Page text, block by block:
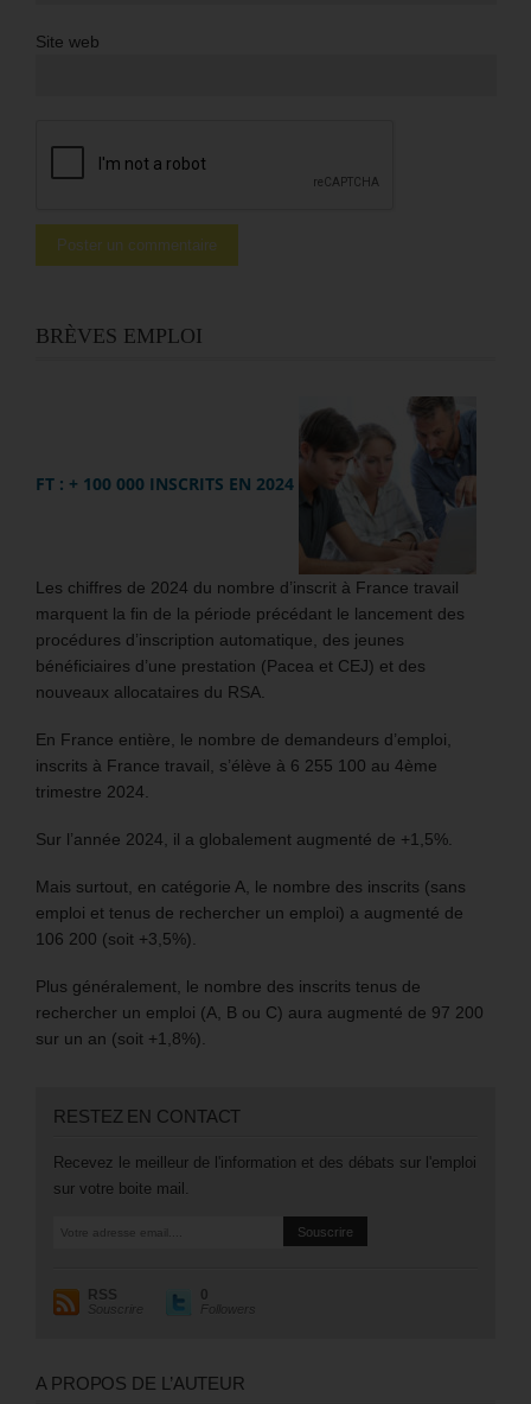
Site web
BRÈVES EMPLOI
FT : + 100 000 INSCRITS EN 2024
Les chiffres de 2024 du nombre d’inscrit à France travail
marquent la fin de la période précédant le lancement des
procédures d’inscription automatique, des jeunes
bénéficiaires d’une prestation (Pacea et CEJ) et des
nouveaux allocataires du RSA.
En France entière, le nombre de demandeurs d’emploi,
inscrits à France travail, s’élève à 6 255 100 au 4ème
trimestre 2024.
Sur l’année 2024, il a globalement augmenté de +1,5%.
Mais surtout, en catégorie A, le nombre des inscrits (sans
emploi et tenus de rechercher un emploi) a augmenté de
106 200 (soit +3,5%).
Plus généralement, le nombre des inscrits tenus de
rechercher un emploi (A, B ou C) aura augmenté de 97 200
sur un an (soit +1,8%).
RESTEZ EN CONTACT
Recevez le meilleur de l'information et des débats sur l'emploi
sur votre boite mail.
RSS
Souscrire
0
Followers
A PROPOS DE L’AUTEUR